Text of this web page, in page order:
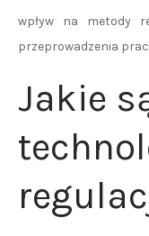
wpływ na metody
przeprowadzenia
Jakie